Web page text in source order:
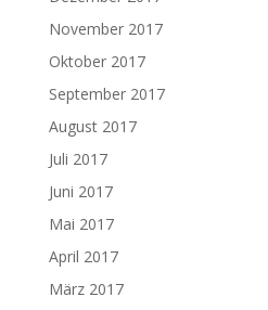
November 2017
Oktober 2017
September 2017
August 2017
Juli 2017
Juni 2017
Mai 2017
April 2017
März 2017